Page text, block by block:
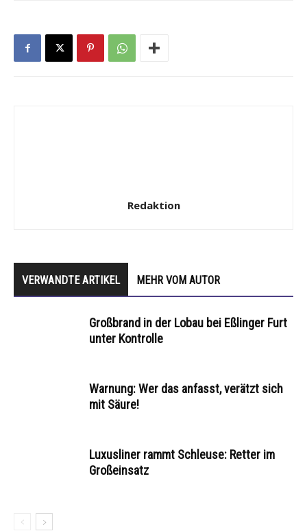
Redaktion
VERWANDTE ARTIKEL MEHR VOM AUTOR
Großbrand in der Lobau bei Eßlinger Furt
unter Kontrolle
Warnung: Wer das anfasst, verätzt sich
mit Säure!
Luxusliner rammt Schleuse: Retter im
Großeinsatz